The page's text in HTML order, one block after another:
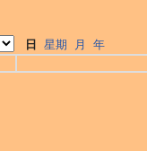
日 星期 月
年